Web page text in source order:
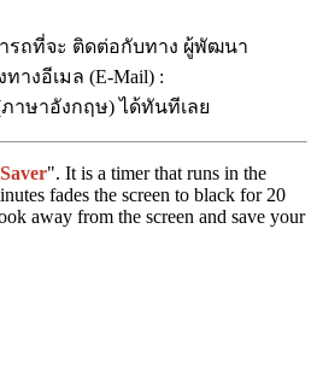
รถที่จะ ติดต่อกับทาง ผู้พัฒนา
างอีเมล (E-Mail) :
(ภาษาอังกฤษ) ได้ทันทีเลย
". It is a timer that runs in the
fades the screen to black for 20
away from the screen and save your